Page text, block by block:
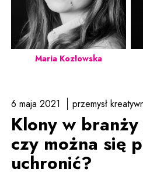
Maria Kozłowska
6 maja 2021 przemysł
Klony w
czy można się
uchronić?